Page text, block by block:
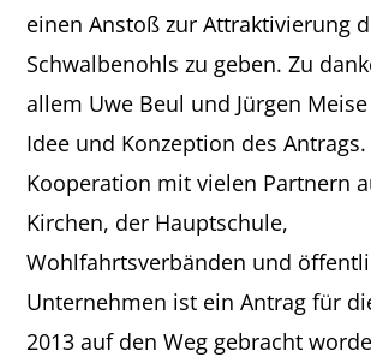
einen Anstoß zur Attraktivierung
Schwalbenohls zu geben. Zu
allem Uwe Beul und Jürgen
Idee und Konzeption des Antrags.
Kooperation mit vielen Partnern
Kirchen, der Hauptschule,
Wohlfahrtsverbänden und
Unternehmen ist ein Antrag für
2013 auf den Weg gebracht